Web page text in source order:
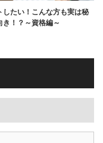
したい！こんな方も実は秘
き！？～資格編～